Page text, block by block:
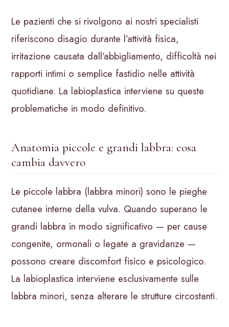
Le pazienti che si rivolgono ai nostri specialisti
riferiscono disagio durante l’attività fisica,
irritazione causata dall’abbigliamento, difficoltà nei
rapporti intimi o semplice fastidio nelle attività
quotidiane. La labioplastica interviene su queste
problematiche in modo definitivo.
Anatomia piccole e grandi labbra: cosa
cambia davvero
Le piccole labbra (labbra minori) sono le pieghe
cutanee interne della vulva. Quando superano le
grandi labbra in modo significativo — per cause
congenite, ormonali o legate a gravidanze —
possono creare discomfort fisico e psicologico.
La labioplastica interviene esclusivamente sulle
labbra minori, senza alterare le strutture circostanti.